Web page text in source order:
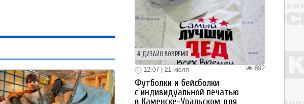
ДИЗАЙН ВОВРЕМЯ
892
12:07 | 21 июля
Футболки и бейсболки
с индивидуальной печатью
в Каменске-Уральском для